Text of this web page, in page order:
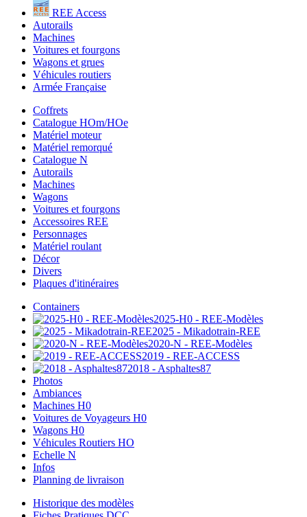
REE Access
Autorails
Machines
Voitures et fourgons
Wagons et grues
Véhicules routiers
Armée Française
Coffrets
Catalogue HOm/HOe
Matériel moteur
Matériel remorqué
Catalogue N
Autorails
Machines
Wagons
Voitures et fourgons
Accessoires REE
Personnages
Matériel roulant
Décor
Divers
Plaques d'itinéraires
Containers
2025-H0 - REE-Modèles
2025 - Mikadotrain-REE
2020-N - REE-Modèles
2019 - REE-ACCESS
2018 - Asphaltes87
Photos
Ambiances
Machines H0
Voitures de Voyageurs H0
Wagons H0
Véhicules Routiers HO
Echelle N
Infos
Planning de livraison
Historique des modèles